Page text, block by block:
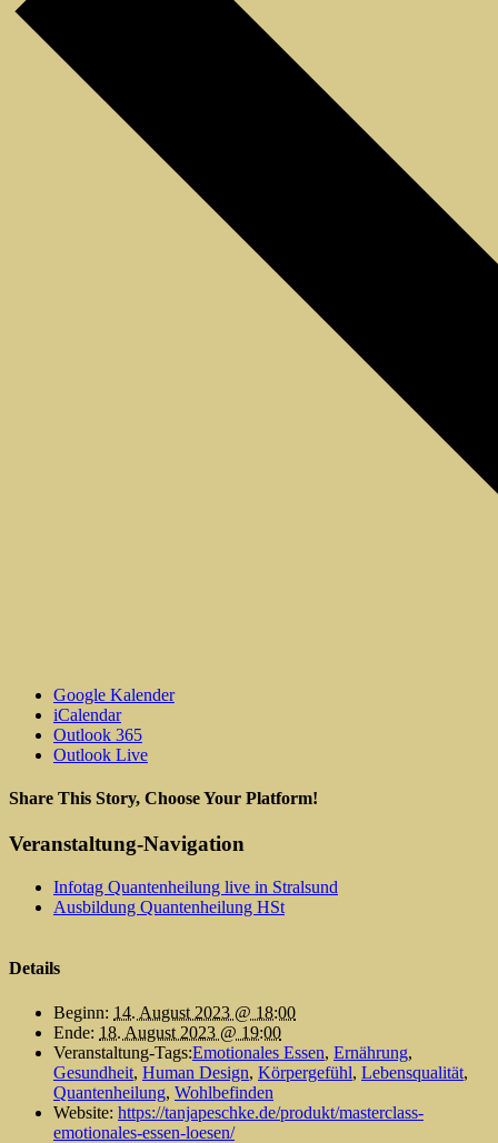
Google Kalender
iCalendar
Outlook 365
Outlook Live
Share This Story, Choose Your Platform!
Facebook
X
Reddit
LinkedIn
WhatsApp
Tumblr
Pinterest
Vk
E-
Veranstaltung-Navigation
Infotag Quantenheilung live in Stralsund
Ausbildung Quantenheilung HSt
Details
Beginn: 14. August 2023 @ 18:00
Ende: 18. August 2023 @ 19:00
Veranstaltung-Tags:Emotionales Essen, Ernährung,
Gesundheit, Human Design, Körpergefühl, Lebensqualität,
Quantenheilung, Wohlbefinden
Website: https://tanjapeschke.de/produkt/masterclass-
emotionales-essen-loesen/